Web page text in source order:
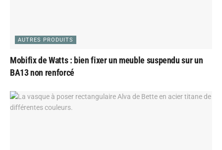
AUTRES PRODUITS
Mobifix de Watts : bien fixer un meuble suspendu sur un
BA13 non renforcé